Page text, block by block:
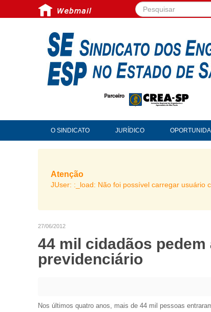
Pesquisar...
O SINDICATO JURÍDICO
Atenção
JUser: :_load: Não foi possível carregar usuário
27/06/2012
44 mil cidadãos
previdenciário
Nos últimos quatro anos, mais de 44 mil pessoas